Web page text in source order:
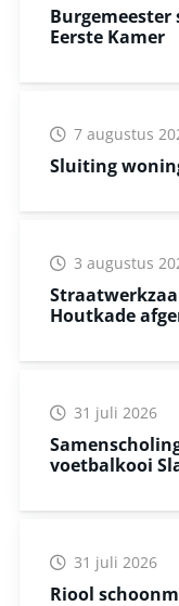
Burgemeester
Eerste Kamer
Sluiting
7 augustus
Houtkade
3 augustus
voetbalkooi
31 juli 2026
Riool
31 juli 2026